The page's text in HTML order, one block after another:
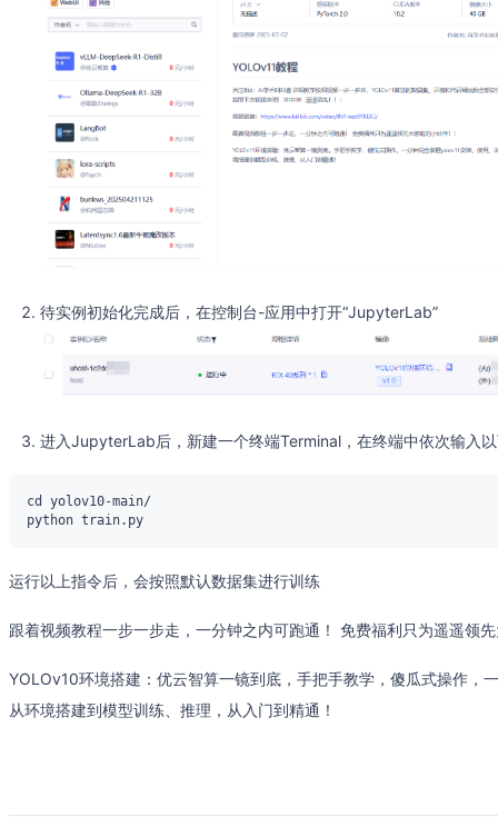
待实例初始化完成后，在控制台-应用中打开“JupyterLab”
进入JupyterLab后，新建一个终端Terminal，在终端中依次输入
运行以上指令后，会按照默认数据集进行训练
跟着视频教程一步一步走，一分钟之内可跑通！ 免费福利只为遥遥领
YOLOv10环境搭建：优云智算一镜到底，手把手教学，傻瓜式操作，
从环境搭建到模型训练、推理，从入门到精通！